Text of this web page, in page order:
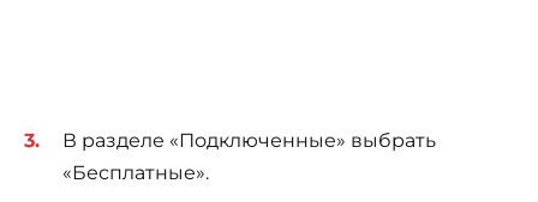
В разделе «Подключенные» выбрать
«Бесплатные».